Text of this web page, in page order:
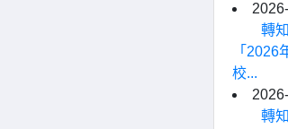
轉
「2026
校...
轉